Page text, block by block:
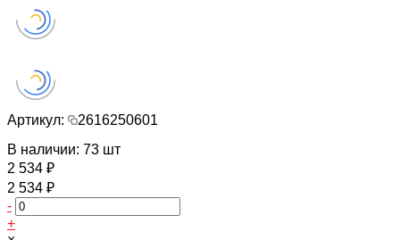
Артикул:
2616250601
В наличии: 73 шт
2 534 ₽
2 534 ₽
-
+